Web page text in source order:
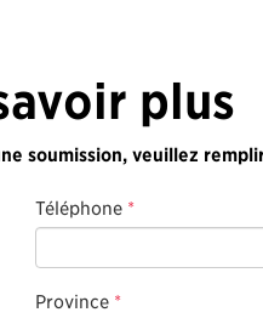
plus
soumission, veuillez
Téléphone *
Province *